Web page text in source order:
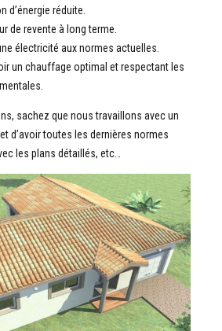
d’énergie réduite.
de revente à long terme.
électricité aux normes actuelles.
un chauffage optimal et respectant les
sachez que nous travaillons avec un
d’avoir toutes les dernières normes
les plans détaillés, etc…